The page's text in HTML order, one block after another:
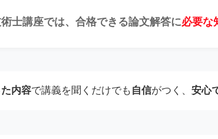
士講座では、合格できる論文解答に必要な
内容で講義を聞くだけでも 自信がつく、 安心